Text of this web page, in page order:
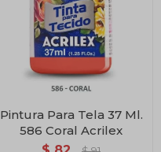
Pintura Para Tela 37 Ml.
586 Coral Acrilex